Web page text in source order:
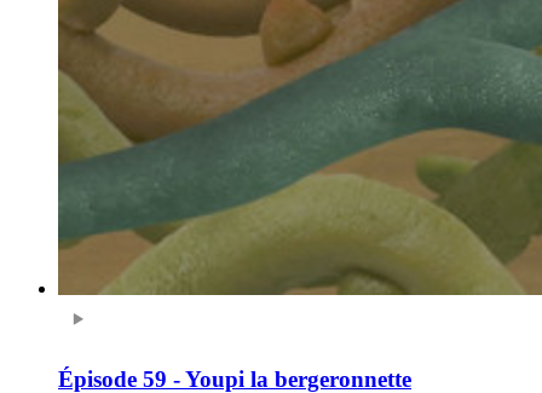
Épisode 59 - Youpi la bergeronnette